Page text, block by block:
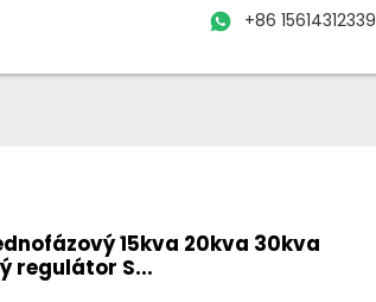
+86 15614312339
15kva 20kva 30kva
regulátor S...